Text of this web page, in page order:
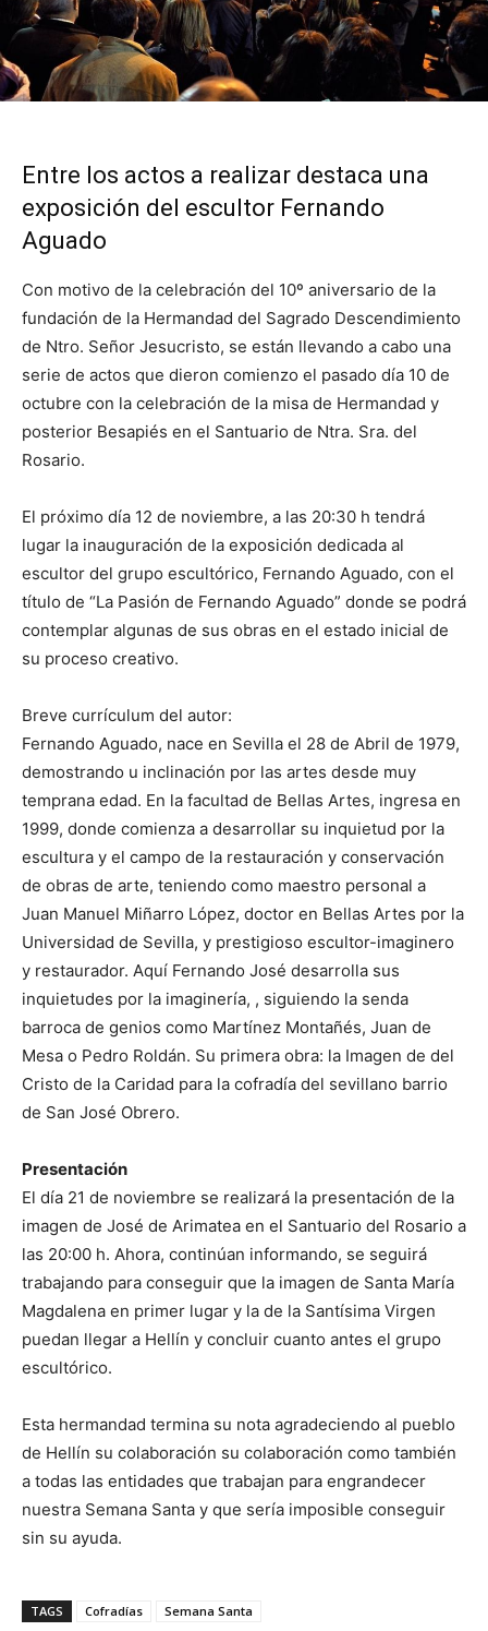
Entre los actos a realizar destaca una
exposición del escultor Fernando
Aguado
Con motivo de la celebración del 10º aniversario de la
fundación de la Hermandad del Sagrado Descendimiento
de Ntro. Señor Jesucristo, se están llevando a cabo una
serie de actos que dieron comienzo el pasado día 10 de
octubre con la celebración de la misa de Hermandad y
posterior Besapiés en el Santuario de Ntra. Sra. del
Rosario.
El próximo día 12 de noviembre, a las 20:30 h tendrá
lugar la inauguración de la exposición dedicada al
escultor del grupo escultórico, Fernando Aguado, con el
título de “La Pasión de Fernando Aguado” donde se podrá
contemplar algunas de sus obras en el estado inicial de
su proceso creativo.
Breve currículum del autor:
Fernando Aguado, nace en Sevilla el 28 de Abril de 1979,
demostrando u inclinación por las artes desde muy
temprana edad. En la facultad de Bellas Artes, ingresa en
1999, donde comienza a desarrollar su inquietud por la
escultura y el campo de la restauración y conservación
de obras de arte, teniendo como maestro personal a
Juan Manuel Miñarro López, doctor en Bellas Artes por la
Universidad de Sevilla, y prestigioso escultor-imaginero
y restaurador. Aquí Fernando José desarrolla sus
inquietudes por la imaginería, , siguiendo la senda
barroca de genios como Martínez Montañés, Juan de
Mesa o Pedro Roldán. Su primera obra: la Imagen de del
Cristo de la Caridad para la cofradía del sevillano barrio
de San José Obrero.
Presentación
El día 21 de noviembre se realizará la presentación de la
imagen de José de Arimatea en el Santuario del Rosario a
las 20:00 h. Ahora, continúan informando, se seguirá
trabajando para conseguir que la imagen de Santa María
Magdalena en primer lugar y la de la Santísima Virgen
puedan llegar a Hellín y concluir cuanto antes el grupo
escultórico.
Esta hermandad termina su nota agradeciendo al pueblo
de Hellín su colaboración su colaboración como también
a todas las entidades que trabajan para engrandecer
nuestra Semana Santa y que sería imposible conseguir
sin su ayuda.
TAGS Cofradías Semana Santa